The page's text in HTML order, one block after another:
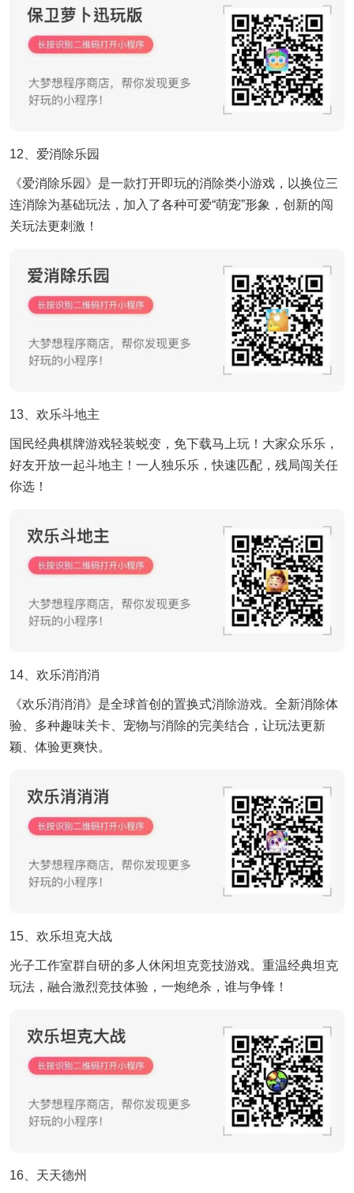
12、爱消除乐园
《爱消除乐园》是一款打开即玩的消除类小游戏，以换位三
连消除为基础玩法，加入了各种可爱“萌宠”形象，创新的闯
关玩法更刺激！
13、欢乐斗地主
国民经典棋牌游戏轻装蜕变，免下载马上玩！大家众乐乐，
好友开放一起斗地主！一人独乐乐，快速匹配，残局闯关任
你选！
14、欢乐消消消
《欢乐消消消》是全球首创的置换式消除游戏。全新消除体
验、多种趣味关卡、宠物与消除的完美结合，让玩法更新
颖、体验更爽快。
15、欢乐坦克大战
光子工作室群自研的多人休闲坦克竞技游戏。重温经典坦克
玩法，融合激烈竞技体验，一炮绝杀，谁与争锋！
16、天天德州